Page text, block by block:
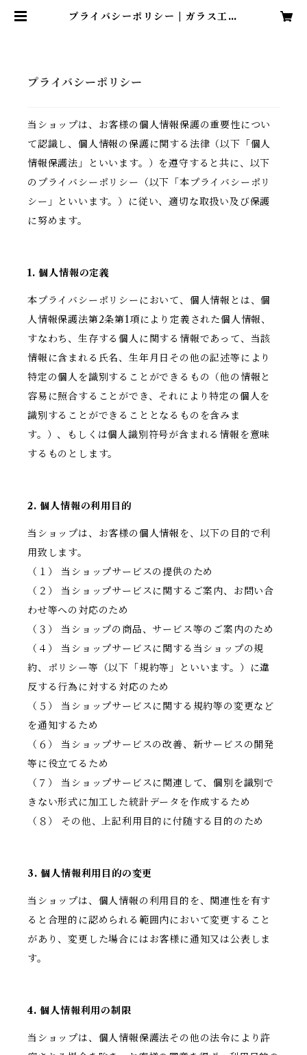
プライバシーポリシー | ガラス工房
プライバシーポリシー
当ショップは、お客様の個人情報保護の重要性につい
て認識し、個人情報の保護に関する法律（以下「個人
情報保護法」といいます。）を遵守すると共に、以下
のプライバシーポリシー（以下「本プライバシーポリ
シー」といいます。）に従い、適切な取扱い及び保護
に努めます。
1. 個人情報の定義
本プライバシーポリシーにおいて、個人情報とは、個
人情報保護法第2条第1項により定義された個人情報、
すなわち、生存する個人に関する情報であって、当該
情報に含まれる氏名、生年月日その他の記述等により
特定の個人を識別することができるもの（他の情報と
容易に照合することができ、それにより特定の個人を
識別することができることとなるものを含みま
す。）、もしくは個人識別符号が含まれる情報を意味
するものとします。
2. 個人情報の利用目的
当ショップは、お客様の個人情報を、以下の目的で利
用致します。
（１） 当ショップサービスの提供のため
（２） 当ショップサービスに関するご案内、お問い合
わせ等への対応のため
（３） 当ショップの商品、サービス等のご案内のため
（４） 当ショップサービスに関する当ショップの規
約、ポリシー等（以下「規約等」といいます。）に違
反する行為に対する対応のため
（５） 当ショップサービスに関する規約等の変更など
を通知するため
（６） 当ショップサービスの改善、新サービスの開発
等に役立てるため
（７） 当ショップサービスに関連して、個別を識別で
きない形式に加工した統計データを作成するため
（８） その他、上記利用目的に付随する目的のため
3. 個人情報利用目的の変更
当ショップは、個人情報の利用目的を、関連性を有す
ると合理的に認められる範囲内において変更すること
があり、変更した場合にはお客様に通知又は公表しま
す。
4. 個人情報利用の制限
当ショップは、個人情報保護法その他の法令により許